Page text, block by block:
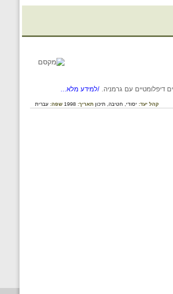
/למידע מלא...
קהל יעד: יסודי, חטיבה, תיכון תאריך: 1998 שפה: עברית